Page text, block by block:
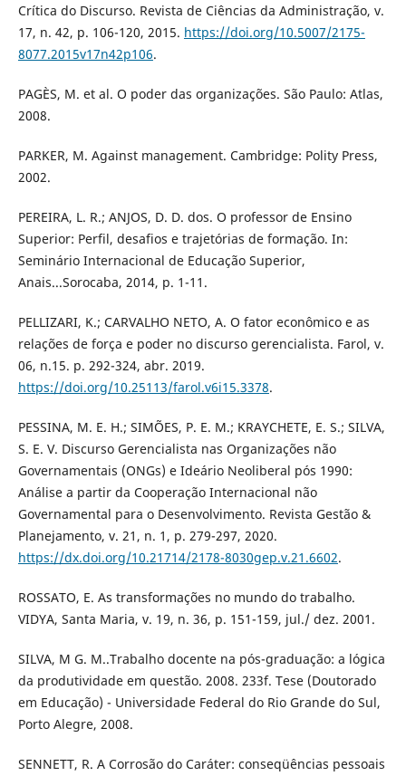
Crítica do Discurso. Revista de Ciências da Administração, v.
17, n. 42, p. 106-120, 2015. https://doi.org/10.5007/2175-
8077.2015v17n42p106.
PAGÈS, M. et al. O poder das organizações. São Paulo: Atlas,
2008.
PARKER, M. Against management. Cambridge: Polity Press,
2002.
PEREIRA, L. R.; ANJOS, D. D. dos. O professor de Ensino
Superior: Perfil, desafios e trajetórias de formação. In:
Seminário Internacional de Educação Superior,
Anais...Sorocaba, 2014, p. 1-11.
PELLIZARI, K.; CARVALHO NETO, A. O fator econômico e as
relações de força e poder no discurso gerencialista. Farol, v.
06, n.15. p. 292-324, abr. 2019.
https://doi.org/10.25113/farol.v6i15.3378.
PESSINA, M. E. H.; SIMÕES, P. E. M.; KRAYCHETE, E. S.; SILVA,
S. E. V. Discurso Gerencialista nas Organizações não
Governamentais (ONGs) e Ideário Neoliberal pós 1990:
Análise a partir da Cooperação Internacional não
Governamental para o Desenvolvimento. Revista Gestão &
Planejamento, v. 21, n. 1, p. 279-297, 2020.
https://dx.doi.org/10.21714/2178-8030gep.v.21.6602.
ROSSATO, E. As transformações no mundo do trabalho.
VIDYA, Santa Maria, v. 19, n. 36, p. 151-159, jul./ dez. 2001.
SILVA, M G. M..Trabalho docente na pós-graduação: a lógica
da produtividade em questão. 2008. 233f. Tese (Doutorado
em Educação) - Universidade Federal do Rio Grande do Sul,
Porto Alegre, 2008.
SENNETT, R. A Corrosão do Caráter: conseqüências pessoais